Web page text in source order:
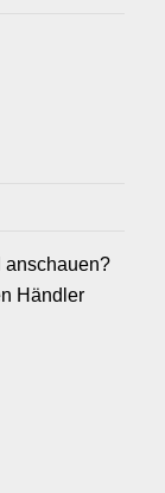
anschauen?
Händler